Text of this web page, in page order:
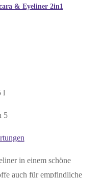
& Eyeliner 2in1
l
5
in einem schöne
auch für empfindliche